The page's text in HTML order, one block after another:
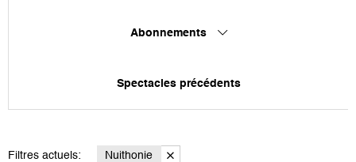
Abonnements
Spectacles précédents
Filtres actuels: Nuithonie